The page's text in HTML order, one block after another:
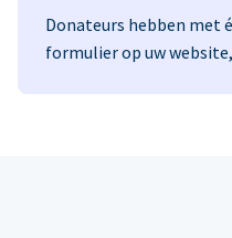
Donateurs hebben met
formulier op uw